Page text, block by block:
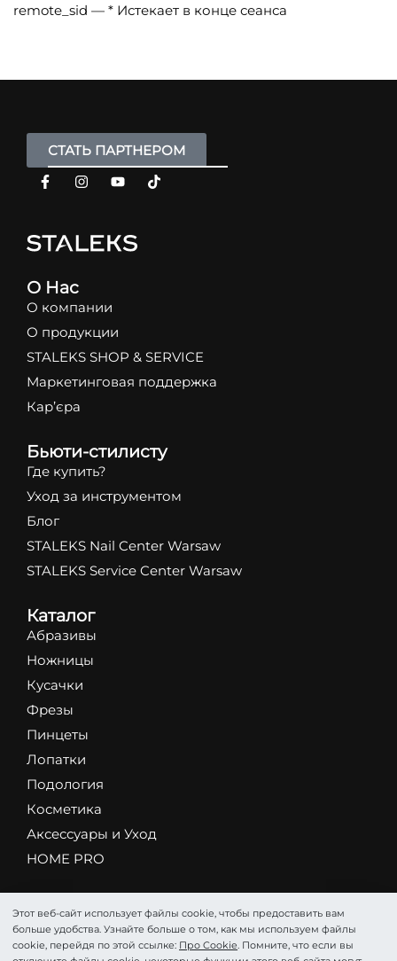
remote_sid — * Истекает в конце сеанса
СТАТЬ ПАРТНЕРОМ
О Нас
О компании
О продукции
STALEKS SHOP & SERVICE
Маркетинговая поддержка
Кар’єра
Бьюти-стилисту
Где купить?
Уход за инструментом
Блог
STALEKS Nail Center Warsaw
STALEKS Service Center Warsaw
Каталог
Абразивы
Ножницы
Кусачки
Фрезы
Пинцеты
Лопатки
Подология
Косметика
Аксессуары и Уход
HOME PRO
©STALEKS 2026. Все права защищены.
Про CookieПолитика конфиденциальностиСоглашение
Этот веб-сайт использует файлы cookie, чтобы предоставить вам
больше удобства. Узнайте больше о том, как мы используем файлы
cookie, перейдя по этой ссылке: Про Cookie. Помните, что если вы